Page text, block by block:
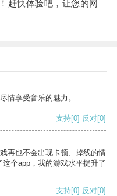
赶快体验吧，让您的网
情享受音乐的魅力。
支持[0] 反对[0]
再也不会出现卡顿、掉线的情
个app，我的游戏水平提升了
支持[0] 反对[0]